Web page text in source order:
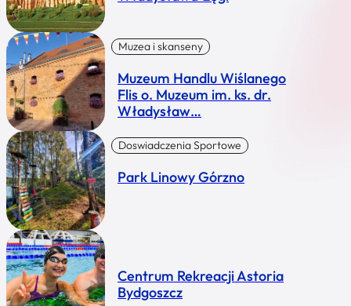
Muzea i skanseny
Muzeum Handlu Wiślanego
Flis o. Muzeum im. ks. dr.
Władysław…
Doswiadczenia Sportowe
Park Linowy Górzno
Centrum Rekreacji Astoria
Bydgoszcz